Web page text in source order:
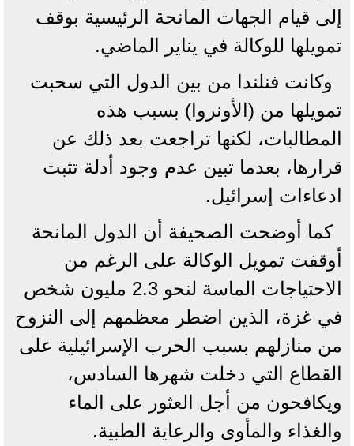
إلى قيام الجهات المانحة الرئيسية بوقف
تمويلها للوكالة في يناير الماضي.
وكانت فنلندا من بين الدول التي سحبت
تمويلها من (الأونروا) بسبب هذه
المطالبات، لكنها تراجعت بعد ذلك عن
قرارها، بعدما تبين عدم وجود أدلة تثبت
ادعاءات إسرائيل.
كما أوضحت الصحيفة أن الدول المانحة
أوقفت تمويل الوكالة على الرغم من
الاحتياجات الماسة لنحو 2.3 مليون شخص
في غزة، الذين اضطر معظمهم إلى النزوح
من منازلهم بسبب الحرب الإسرائيلية على
القطاع التي دخلت شهرها السادس،
ويكافحون من أجل العثور على الماء
والغذاء والمأوى والرعاية الطبية.